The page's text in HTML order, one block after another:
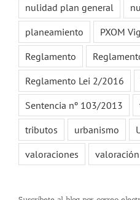
nulidad plan general
planeamiento
PXOM
Reglamento
Reglamento Lei 2/2016
Sentencia nº 103/2013
tributos
urbanismo
valoraciones
valoración